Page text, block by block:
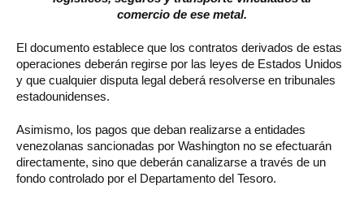
comercio de ese metal.
El documento establece que los contratos derivados de estas
operaciones deberán regirse por las leyes de Estados Unidos
y que cualquier disputa legal deberá resolverse en tribunales
estadounidenses.
Asimismo, los pagos que deban realizarse a entidades
venezolanas sancionadas por Washington no se efectuarán
directamente, sino que deberán canalizarse a través de un
fondo controlado por el Departamento del Tesoro.